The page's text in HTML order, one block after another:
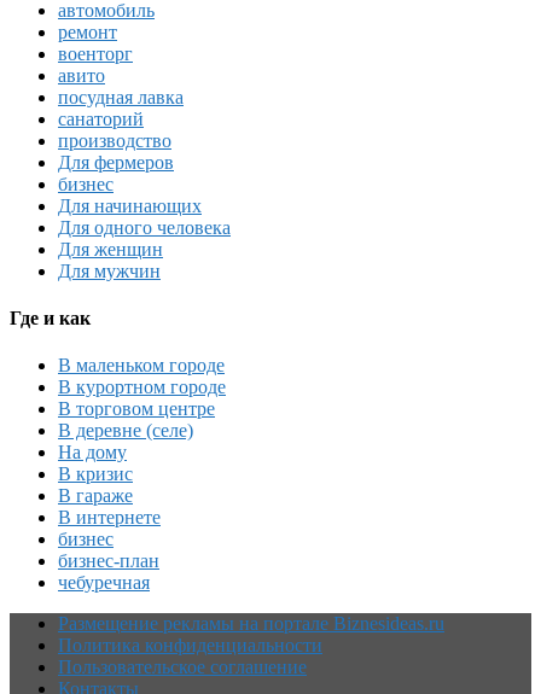
автомобиль
ремонт
военторг
авито
посудная лавка
санаторий
производство
Для фермеров
бизнес
Для начинающих
Для одного человека
Для женщин
Для мужчин
Где и как
В маленьком городе
В курортном городе
В торговом центре
В деревне (селе)
На дому
В кризис
В гараже
В интернете
бизнес
бизнес-план
чебуречная
Размещение рекламы на портале Biznesideas.ru
Политика конфиденциальности
Пользовательское соглашение
Контакты